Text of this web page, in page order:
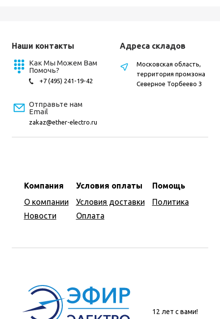
Наши контакты
Как Мы Можем Вам
Помочь?
+7 (495) 241-19-42
Отправьте нам
Email
zakaz@ether-electro.ru
Компания
О компании
Новости
Условия оплаты
Условия доставки
Оплата
Помощь
Политика
Адреса складов
Московская область,
территория промзона
Северное Торбеево 3
12 лет с вами!